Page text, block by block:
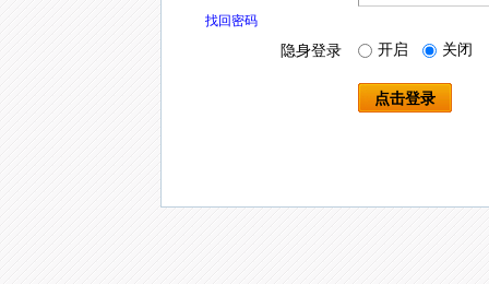
找回密码
隐身登录 开启 关闭
点击登录